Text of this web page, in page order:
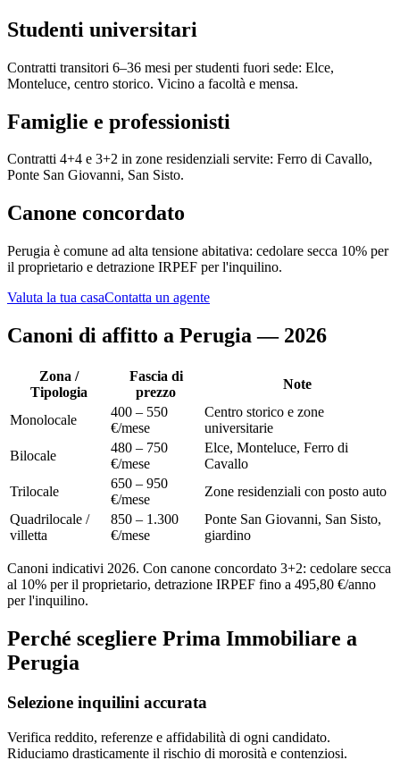
Studenti universitari
Contratti transitori 6–36 mesi per studenti fuori sede: Elce,
Monteluce, centro storico. Vicino a facoltà e mensa.
Famiglie e professionisti
Contratti 4+4 e 3+2 in zone residenziali servite: Ferro di Cavallo,
Ponte San Giovanni, San Sisto.
Canone concordato
Perugia è comune ad alta tensione abitativa: cedolare secca 10% per
il proprietario e detrazione IRPEF per l'inquilino.
Valuta la tua casaContatta un agente
Canoni di affitto a Perugia — 2026
Zona /
Tipologia
Fascia di
prezzo
Note
Monolocale
400 – 550
€/mese
Centro storico e zone
universitarie
Bilocale
480 – 750
€/mese
Elce, Monteluce, Ferro di
Cavallo
Trilocale
650 – 950
€/mese
Zone residenziali con posto auto
Quadrilocale /
villetta
850 – 1.300
€/mese
Ponte San Giovanni, San Sisto,
giardino
Canoni indicativi 2026. Con canone concordato 3+2: cedolare secca
al 10% per il proprietario, detrazione IRPEF fino a 495,80 €/anno
per l'inquilino.
Perché scegliere Prima Immobiliare a
Perugia
Selezione inquilini accurata
Verifica reddito, referenze e affidabilità di ogni candidato.
Riduciamo drasticamente il rischio di morosità e contenziosi.